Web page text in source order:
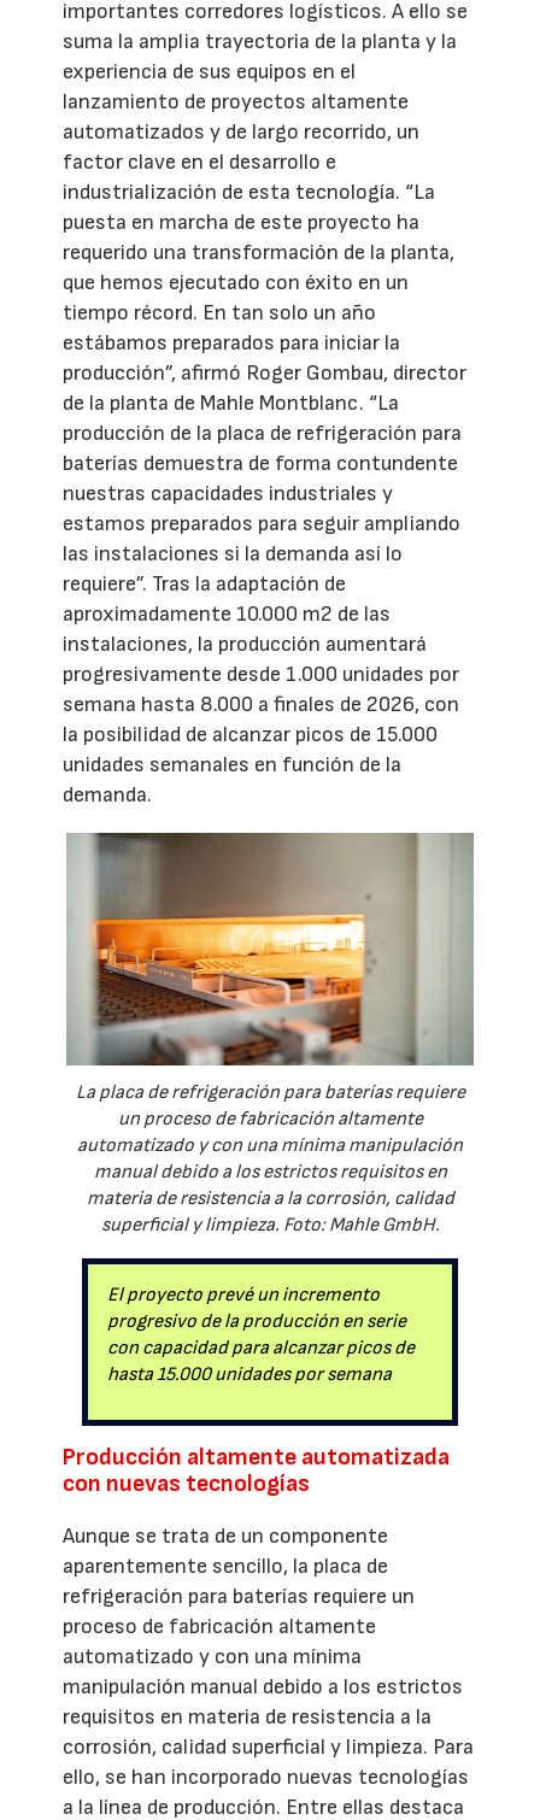
importantes corredores logísticos. A ello se
suma la amplia trayectoria de la planta y la
experiencia de sus equipos en el
lanzamiento de proyectos altamente
automatizados y de largo recorrido, un
factor clave en el desarrollo e
industrialización de esta tecnología. “La
puesta en marcha de este proyecto ha
requerido una transformación de la planta,
que hemos ejecutado con éxito en un
tiempo récord. En tan solo un año
estábamos preparados para iniciar la
producción”, afirmó Roger Gombau, director
de la planta de Mahle Montblanc. “La
producción de la placa de refrigeración para
baterías demuestra de forma contundente
nuestras capacidades industriales y
estamos preparados para seguir ampliando
las instalaciones si la demanda así lo
requiere”. Tras la adaptación de
aproximadamente 10.000 m2 de las
instalaciones, la producción aumentará
progresivamente desde 1.000 unidades por
semana hasta 8.000 a finales de 2026, con
la posibilidad de alcanzar picos de 15.000
unidades semanales en función de la
demanda.
La placa de refrigeración para baterías requiere
un proceso de fabricación altamente
automatizado y con una mínima manipulación
manual debido a los estrictos requisitos en
materia de resistencia a la corrosión, calidad
superficial y limpieza. Foto: Mahle GmbH.
El proyecto prevé un incremento
progresivo de la producción en serie
con capacidad para alcanzar picos de
hasta 15.000 unidades por semana
Producción altamente automatizada
con nuevas tecnologías
Aunque se trata de un componente
aparentemente sencillo, la placa de
refrigeración para baterías requiere un
proceso de fabricación altamente
automatizado y con una mínima
manipulación manual debido a los estrictos
requisitos en materia de resistencia a la
corrosión, calidad superficial y limpieza. Para
ello, se han incorporado nuevas tecnologías
a la línea de producción. Entre ellas destaca